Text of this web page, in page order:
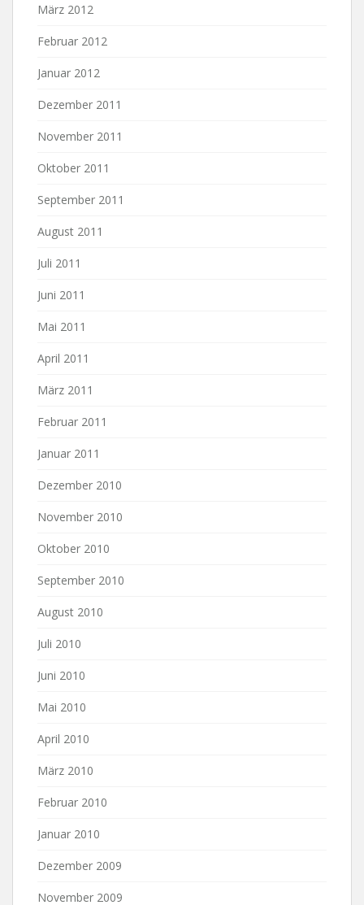
März 2012
Februar 2012
Januar 2012
Dezember 2011
November 2011
Oktober 2011
September 2011
August 2011
Juli 2011
Juni 2011
Mai 2011
April 2011
März 2011
Februar 2011
Januar 2011
Dezember 2010
November 2010
Oktober 2010
September 2010
August 2010
Juli 2010
Juni 2010
Mai 2010
April 2010
März 2010
Februar 2010
Januar 2010
Dezember 2009
November 2009